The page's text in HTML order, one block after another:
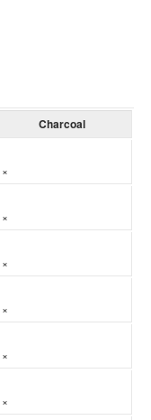
Charcoal
×
×
×
×
×
×